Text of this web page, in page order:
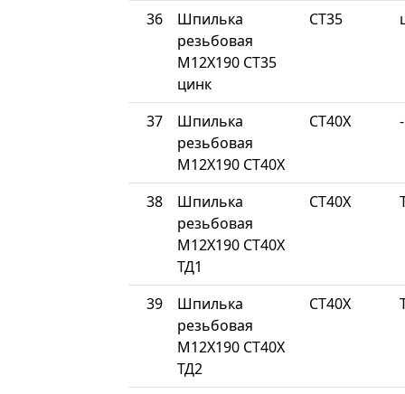
36
Шпилька
резьбовая
М12Х190 СТ35
цинк
СТ35
37
Шпилька
резьбовая
М12Х190 СТ40Х
СТ40Х -
38
Шпилька
резьбовая
М12Х190 СТ40Х
ТД1
СТ40Х
39
Шпилька
резьбовая
М12Х190 СТ40Х
ТД2
СТ40Х